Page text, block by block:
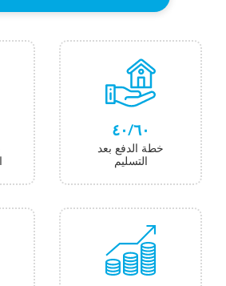
٦۰/٤۰
خطة الدفع بعد
التسليم